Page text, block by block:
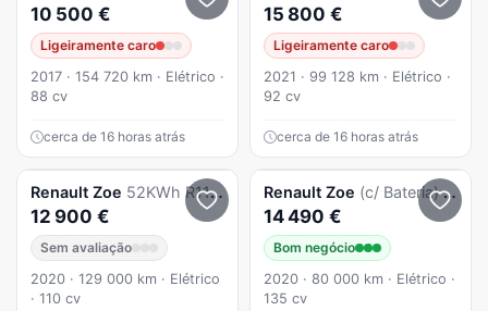
10 500 €
Ligeiramente caro
2017 · 154 720 km · Elétrico ·
88 cv
cerca de 16 horas atrás
15 800 €
Ligeiramente caro
2021 · 99 128 km · Elétrico ·
92 cv
cerca de 16 horas atrás
Renault Zoe 52KWh R110 - Bateria Própria
12 900 €
Sem avaliação
2020 · 129 000 km · Elétrico
· 110 cv
Renault Zoe (c/ Bateria) Z.E. 50 INTENS
14 490 €
Bom negócio
2020 · 80 000 km · Elétrico ·
135 cv